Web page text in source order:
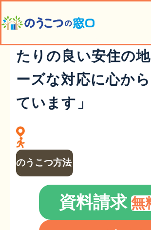
「家族全員が納得し
たりの良い安住の
ーズな対応に心か
ています」
のうこつ方法
資料請求 無